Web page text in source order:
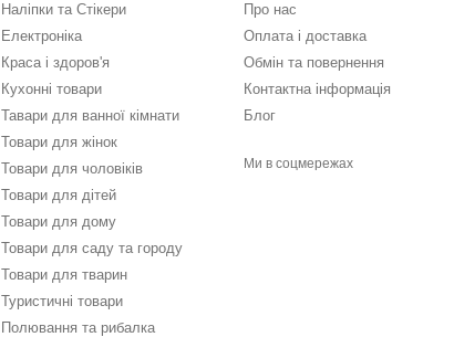
Наліпки та Стікери
Електроніка
Краса і здоров'я
Кухонні товари
Тавари для ванної кімнати
Товари для жінок
Товари для чоловіків
Товари для дітей
Товари для дому
Товари для саду та городу
Товари для тварин
Туристичні товари
Полювання та рибалка
Про нас
Оплата і доставка
Обмін та повернення
Контактна інформація
Блог
Ми в соцмережах